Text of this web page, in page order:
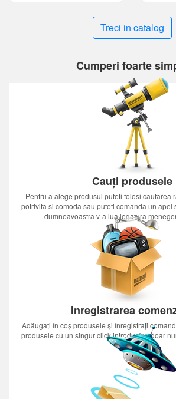
Treci in catalog
Cumperi foarte
Cauți produsele
Pentru a alege produsul puteti folosi cautarea
potrivita si comoda sau puteti comanda un apel
dumneavoastra v-a lua legatura
Inregistrarea
Adăugați în coș produsele și înregistrați
produsele cu un singur click introducînd doar